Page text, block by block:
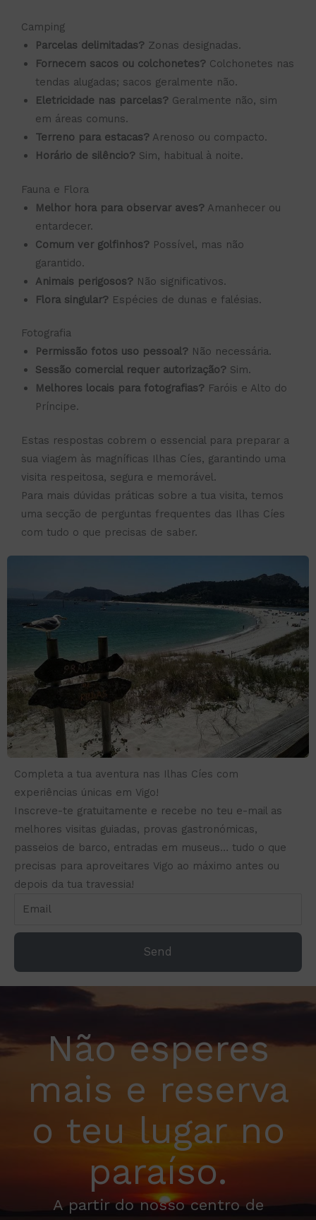
Camping
Parcelas delimitadas? Zonas designadas.
Fornecem sacos ou colchonetes? Colchonetes nas
tendas alugadas; sacos geralmente não.
Eletricidade nas parcelas? Geralmente não, sim
em áreas comuns.
Terreno para estacas? Arenoso ou compacto.
Horário de silêncio? Sim, habitual à noite.
Fauna e Flora
Melhor hora para observar aves? Amanhecer ou
entardecer.
Comum ver golfinhos? Possível, mas não
garantido.
Animais perigosos? Não significativos.
Flora singular? Espécies de dunas e falésias.
Fotografia
Permissão fotos uso pessoal? Não necessária.
Sessão comercial requer autorização? Sim.
Melhores locais para fotografias? Faróis e Alto do
Príncipe.
Estas respostas cobrem o essencial para preparar a
sua viagem às magníficas Ilhas Cíes, garantindo uma
visita respeitosa, segura e memorável.
Para mais dúvidas práticas sobre a tua visita, temos
uma secção de perguntas frequentes das Ilhas Cíes
com tudo o que precisas de saber.
Completa a tua aventura nas Ilhas Cíes com
experiências únicas em Vigo!
Inscreve-te gratuitamente e recebe no teu e-mail as
melhores visitas guiadas, provas gastronómicas,
passeios de barco, entradas em museus… tudo o que
precisas para aproveitares Vigo ao máximo antes ou
depois da tua travessia!
Send
Não esperes
mais e reserva
o teu lugar no
paraíso.
A partir do nosso centro de